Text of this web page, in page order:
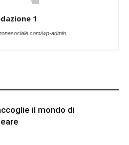
1
wp-admin
il mondo di